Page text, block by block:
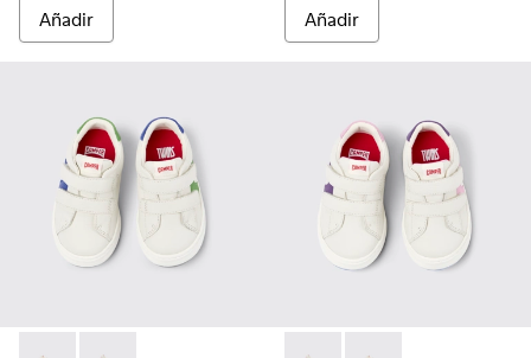
Añadir Añadir